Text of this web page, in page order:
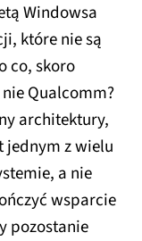
Windowsa
które nie są
co, skoro
Qualcomm?
architektury,
jednym z wielu
a nie
wsparcie
pozostanie